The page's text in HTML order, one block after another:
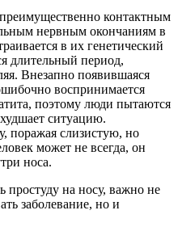
контактным
нервным окончаниям в
в их генетический
длительный период,
Внезапно появившаяся
воспринимается
поэтому люди пытаются
ситуацию.
поражая слизистую, но
может не всегда, он
носа.
простуду на носу, важно не
заболевание, но и